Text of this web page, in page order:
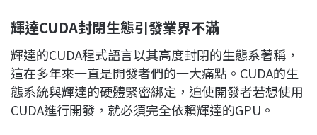
輝達CUDA封閉生態引發業界不滿
輝達的CUDA程式語言以其高度封閉的生態系著稱，
這在多年來一直是開發者們的一大痛點。CUDA的生
態系統與輝達的硬體緊密綁定，迫使開發者若想使用
CUDA進行開發，就必須完全依賴輝達的GPU。